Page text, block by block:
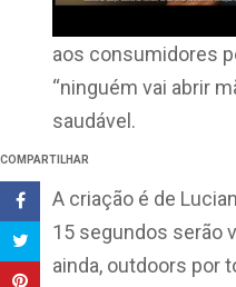
COMPARTILHAR
aos consumidores
“ninguém vai abrir
saudável.
A criação é de
15 segundos serão
ainda, outdoors por